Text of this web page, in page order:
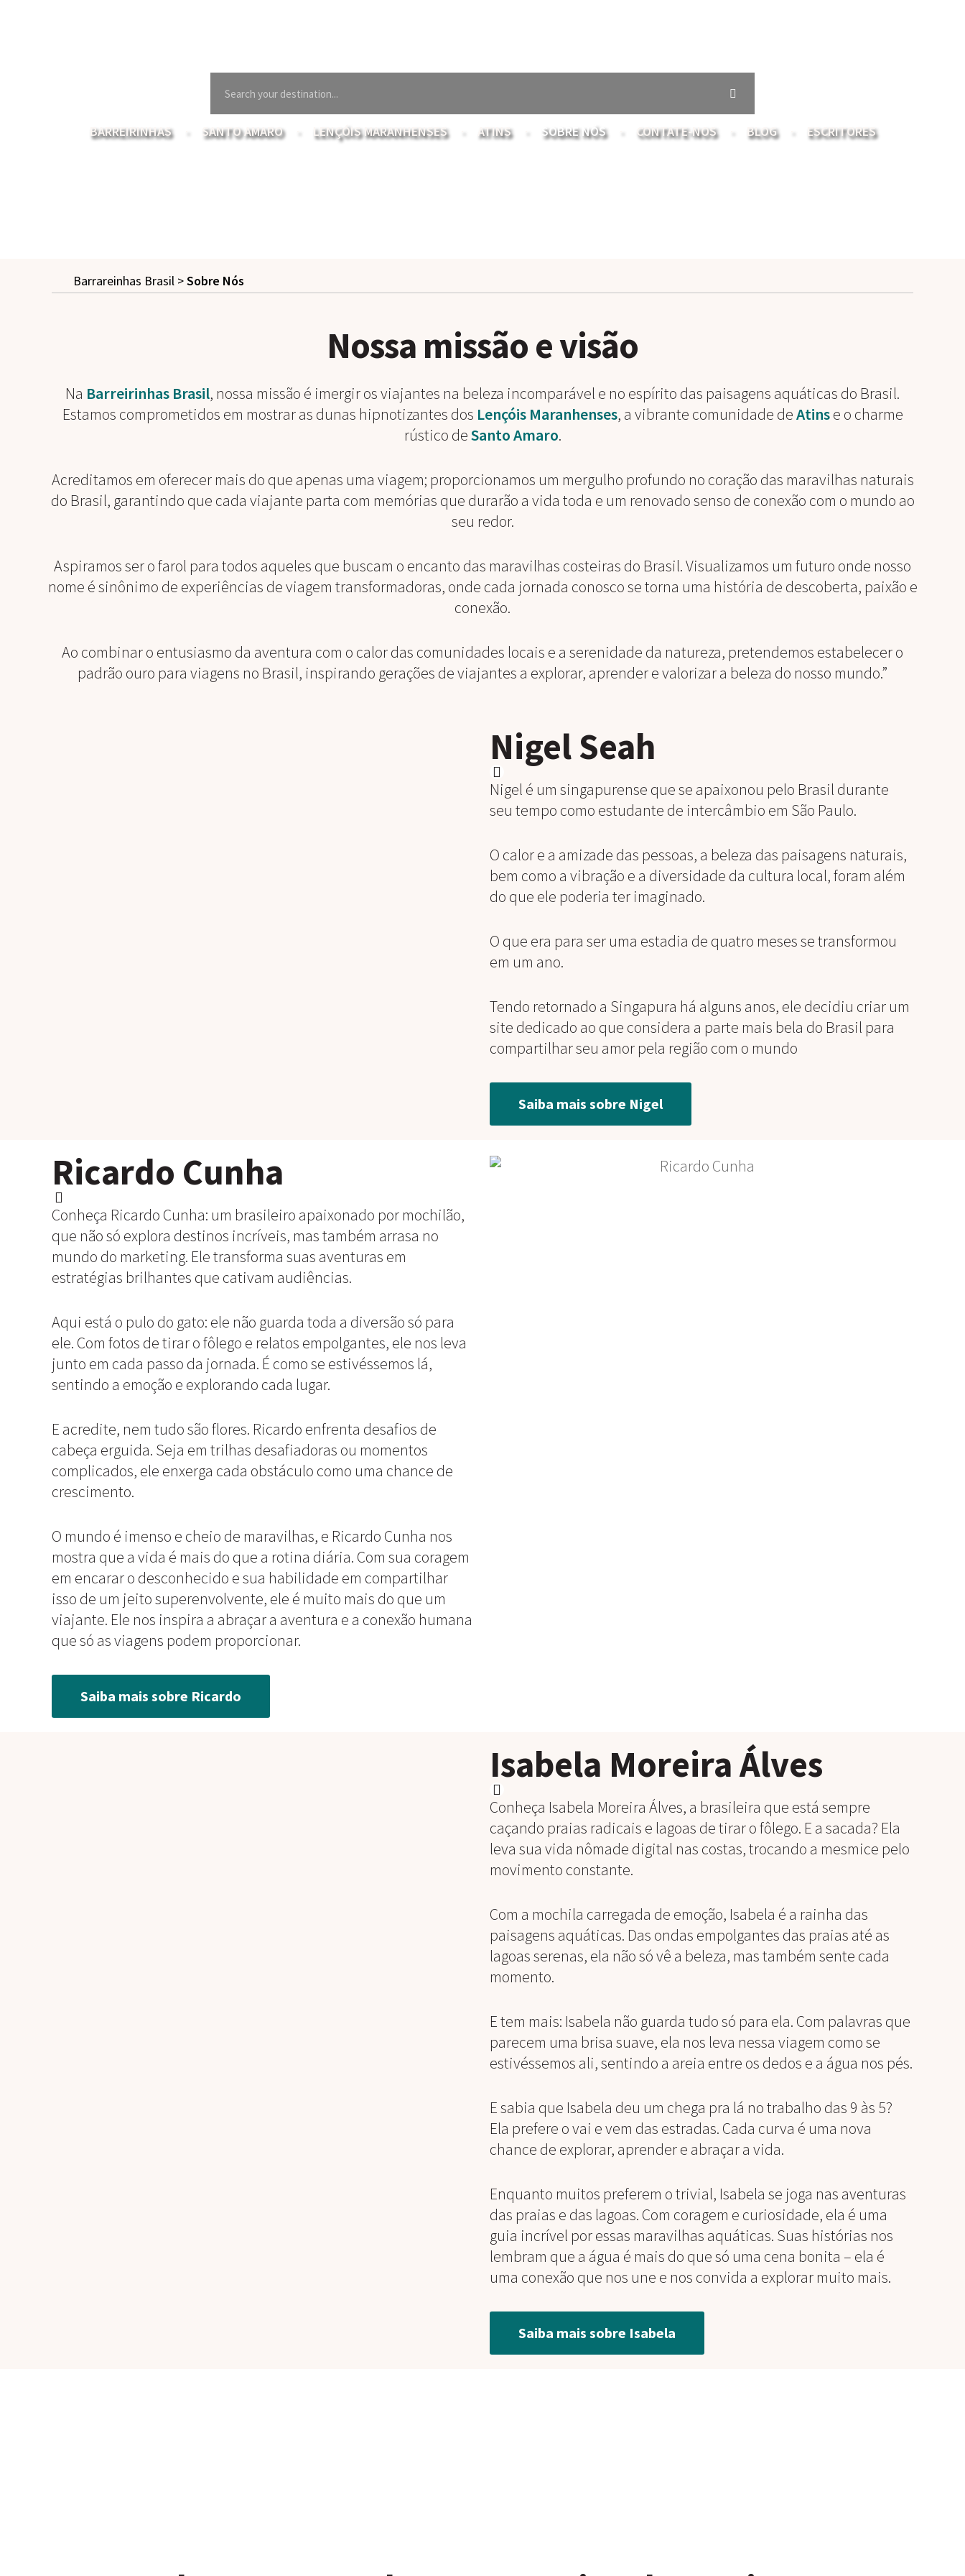
BARREIRINHAS SANTO AMARO LENÇÓIS MARANHENSES ATINS SOBRE NÓS CONTATE-NOS BLOG ESCRITORES
Barrareinhas Brasil >Sobre Nós
Nossa missão e visão
Na Barreirinhas Brasil, nossa missão é imergir os viajantes na beleza incomparável e no espírito das paisagens aquáticas do Brasil.
Estamos comprometidos em mostrar as dunas hipnotizantes dos Lençóis Maranhenses, a vibrante comunidade deAtinse o charme
rústico deSanto Amaro.
Acreditamos em oferecer mais do que apenas uma viagem; proporcionamos um mergulho profundo no coração das maravilhas naturais
do Brasil, garantindo que cada viajante parta com memórias que durarão a vida toda e um renovado senso de conexão com o mundo ao
seu redor.
Aspiramos ser o farol para todos aqueles que buscam o encanto das maravilhas costeiras do Brasil. Visualizamos um futuro onde nosso
nome é sinônimo de experiências de viagem transformadoras, onde cada jornada conosco se torna uma história de descoberta, paixão e
conexão.
Ao combinar o entusiasmo da aventura com o calor das comunidades locais e a serenidade da natureza, pretendemos estabelecer o
padrão ouro para viagens no Brasil, inspirando gerações de viajantes a explorar, aprender e valorizar a beleza do nosso mundo.”
Nigel Seah
Nigel é um singapurense que se apaixonou pelo Brasil durante
seu tempo como estudante de intercâmbio em São Paulo.
O calor e a amizade das pessoas, a beleza das paisagens naturais,
bem como a vibração e a diversidade da cultura local, foram além
do que ele poderia ter imaginado.
O que era para ser uma estadia de quatro meses se transformou
em um ano.
Tendo retornado a Singapura há alguns anos, ele decidiu criar um
site dedicado ao que considera a parte mais bela do Brasil para
compartilhar seu amor pela região com o mundo
Saiba mais sobre Nigel
Ricardo Cunha
Conheça Ricardo Cunha: um brasileiro apaixonado por mochilão,
que não só explora destinos incríveis, mas também arrasa no
mundo do marketing. Ele transforma suas aventuras em
estratégias brilhantes que cativam audiências.
Aqui está o pulo do gato: ele não guarda toda a diversão só para
ele. Com fotos de tirar o fôlego e relatos empolgantes, ele nos leva
junto em cada passo da jornada. É como se estivéssemos lá,
sentindo a emoção e explorando cada lugar.
E acredite, nem tudo são flores. Ricardo enfrenta desafios de
cabeça erguida. Seja em trilhas desafiadoras ou momentos
complicados, ele enxerga cada obstáculo como uma chance de
crescimento.
O mundo é imenso e cheio de maravilhas, e Ricardo Cunha nos
mostra que a vida é mais do que a rotina diária. Com sua coragem
em encarar o desconhecido e sua habilidade em compartilhar
isso de um jeito superenvolvente, ele é muito mais do que um
viajante. Ele nos inspira a abraçar a aventura e a conexão humana
que só as viagens podem proporcionar.
Saiba mais sobre Ricardo
Isabela Moreira Álves
Conheça Isabela Moreira Álves, a brasileira que está sempre
caçando praias radicais e lagoas de tirar o fôlego. E a sacada? Ela
leva sua vida nômade digital nas costas, trocando a mesmice pelo
movimento constante.
Com a mochila carregada de emoção, Isabela é a rainha das
paisagens aquáticas. Das ondas empolgantes das praias até as
lagoas serenas, ela não só vê a beleza, mas também sente cada
momento.
E tem mais: Isabela não guarda tudo só para ela. Com palavras que
parecem uma brisa suave, ela nos leva nessa viagem como se
estivéssemos ali, sentindo a areia entre os dedos e a água nos pés.
E sabia que Isabela deu um chega pra lá no trabalho das 9 às 5?
Ela prefere o vai e vem das estradas. Cada curva é uma nova
chance de explorar, aprender e abraçar a vida.
Enquanto muitos preferem o trivial, Isabela se joga nas aventuras
das praias e das lagoas. Com coragem e curiosidade, ela é uma
guia incrível por essas maravilhas aquáticas. Suas histórias nos
lembram que a água é mais do que só uma cena bonita – ela é
uma conexão que nos une e nos convida a explorar muito mais.
Saiba mais sobre Isabela